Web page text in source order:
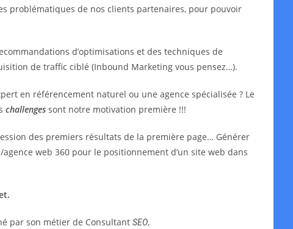
problématiques de nos clients partenaires, pour pouvoir
d’optimisations et des techniques de
de traffic ciblé (Inbound Marketing vous pensez…).
en référencement naturel ou une agence spécialisée ? Le
challenges sont notre motivation première !!!
des premiers résultats de la première page… Générer
web 360 pour le positionnement d’un site web dans
par son métier de Consultant SEO,